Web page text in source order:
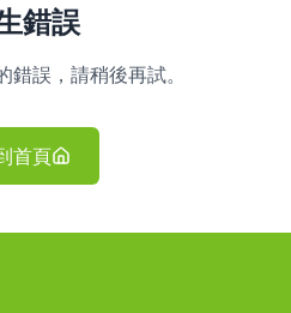
錯誤
誤，請稍後再試。
首頁